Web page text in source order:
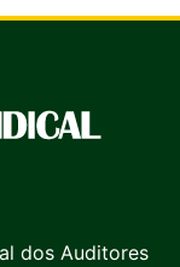
dos Auditores